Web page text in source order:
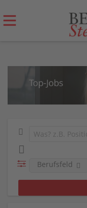
Berufsfeld